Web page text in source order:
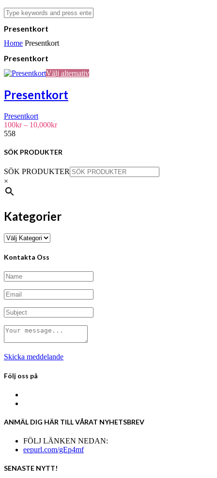
Presentkort
Home Presentkort
Presentkort
Välj alternativDen
på
produktsidan
Presentkort
Presentkort
100kr – 10,000krPrisintervall:
10,000kr
558
SÖK PRODUKTER
SÖK PRODUKTER
×
Kategorier
Kontakta Oss
Skicka meddelande
Följ oss på
ANMÄL DIG HÄR TILL VÅRAT NYHETSBREV
FÖLJ LÄNKEN NEDAN:
eepurl.com/gEp4mf
SENASTE NYTT!